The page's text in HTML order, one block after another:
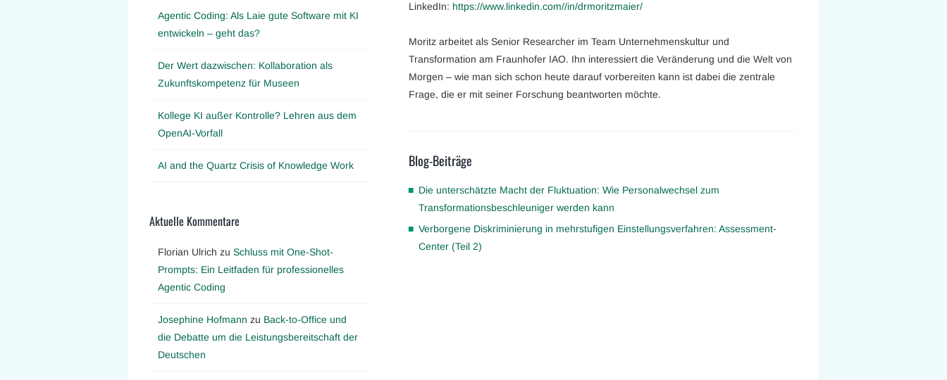
LinkedIn: https://www.linkedin.com//in/drmoritzmaier/
Moritz arbeitet als Senior Researcher im Team Unternehmenskultur und
Transformation am Fraunhofer IAO. Ihn interessiert die Veränderung und die Welt von
Morgen – wie man sich schon heute darauf vorbereiten kann ist dabei die zentrale
Frage, die er mit seiner Forschung beantworten möchte.
Blog-Beiträge
Die unterschätzte Macht der Fluktuation: Wie Personalwechsel zum
Transformationsbeschleuniger werden kann
Verborgene Diskriminierung in mehrstufigen Einstellungsverfahren: Assessment-
Center (Teil 2)
Agentic Coding: Als Laie gute Software mit KI
entwickeln – geht das?
Der Wert dazwischen: Kollaboration als
Zukunftskompetenz für Museen
Kollege KI außer Kontrolle? Lehren aus dem
OpenAI-Vorfall
AI and the Quartz Crisis of Knowledge Work
Aktuelle Kommentare
Florian Ulrich zu Schluss mit One-Shot-
Prompts: Ein Leitfaden für professionelles
Agentic Coding
Josephine Hofmann zu Back-to-Office und
die Debatte um die Leistungsbereitschaft der
Deutschen